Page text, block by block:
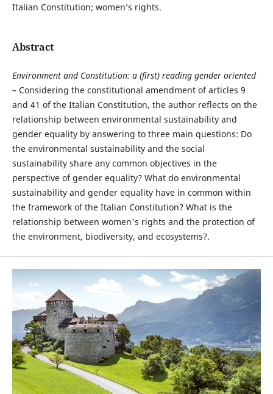
Italian Constitution; women’s rights.
Abstract
Environment and Constitution: a (first) reading gender oriented
– Considering the constitutional amendment of articles 9
and 41 of the Italian Constitution, the author reflects on the
relationship between environmental sustainability and
gender equality by answering to three main questions: Do
the environmental sustainability and the social
sustainability share any common objectives in the
perspective of gender equality? What do environmental
sustainability and gender equality have in common within
the framework of the Italian Constitution? What is the
relationship between women's rights and the protection of
the environment, biodiversity, and ecosystems?.